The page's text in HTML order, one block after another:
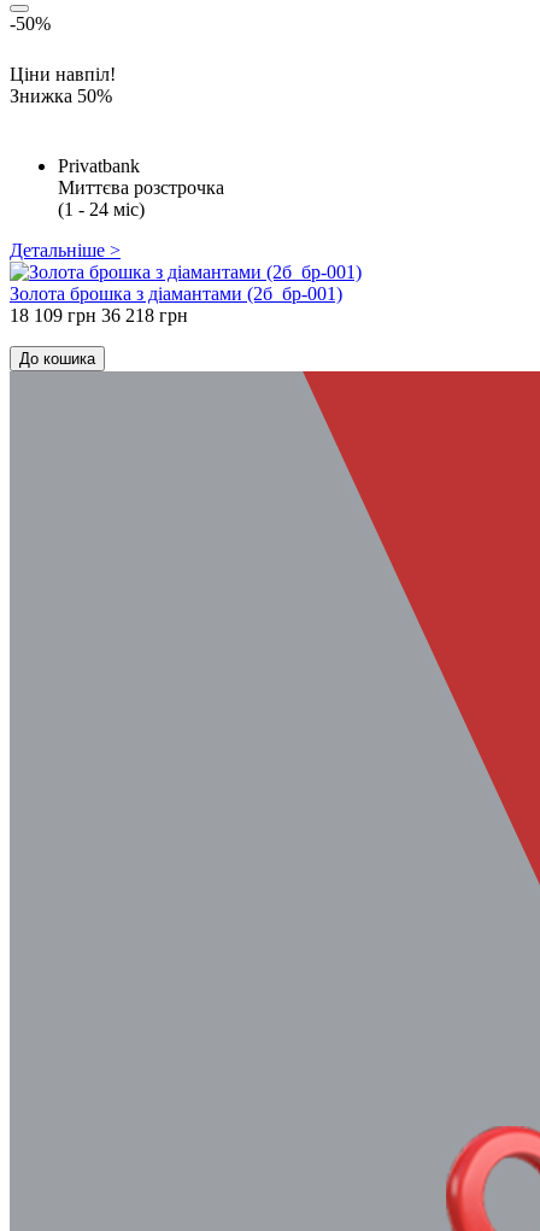
-50%
Ціни навпіл!
Знижка 50%
Privatbank
Миттєва розстрочка
(1 - 24 міс)
Детальніше >
Золота брошка з діамантами (2б_бр-001)
18 109 грн 36 218 грн
До кошика